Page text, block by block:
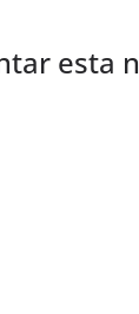
esta